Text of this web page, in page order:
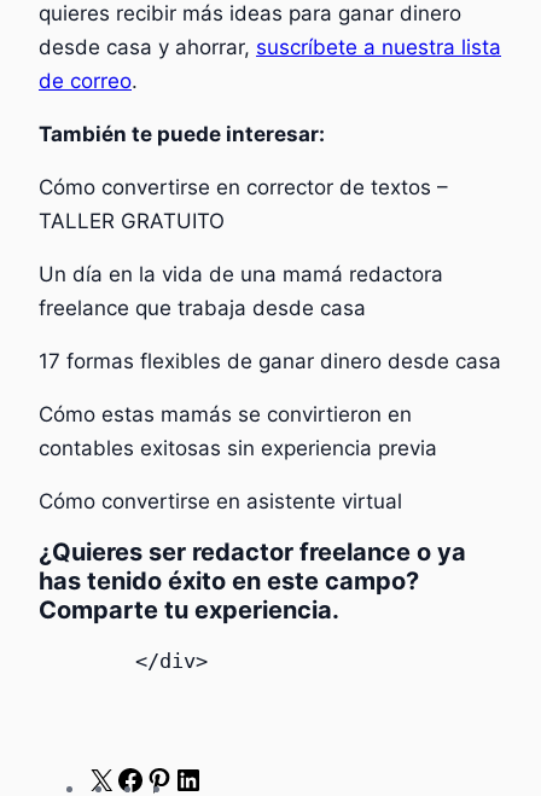
quieres recibir más ideas para ganar dinero
desde casa y ahorrar, suscríbete a nuestra lista
de correo.
También te puede interesar:
Cómo convertirse en corrector de textos –
TALLER GRATUITO
Un día en la vida de una mamá redactora
freelance que trabaja desde casa
17 formas flexibles de ganar dinero desde casa
Cómo estas mamás se convirtieron en
contables exitosas sin experiencia previa
Cómo convertirse en asistente virtual
¿Quieres ser redactor freelance o ya
has tenido éxito en este campo?
Comparte tu experiencia.
        </div>
X Facebook
Pinterest